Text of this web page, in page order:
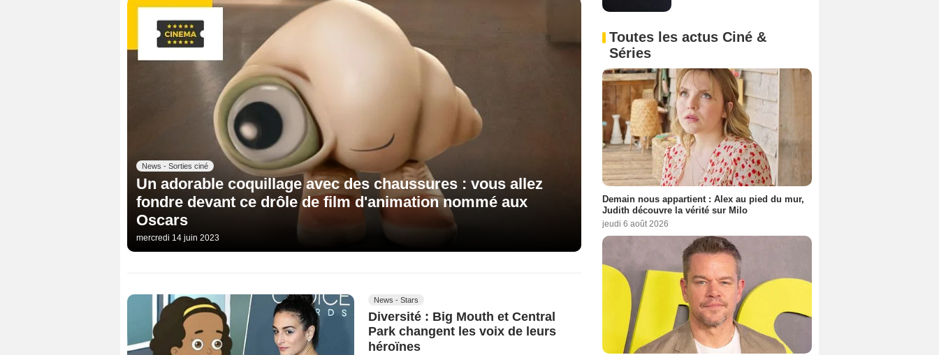
News - Sorties ciné
Un adorable coquillage avec des chaussures : vous allez
fondre devant ce drôle de film d'animation nommé aux
Oscars
mercredi 14 juin 2023
News - Stars
Diversité : Big Mouth et Central
Park changent les voix de leurs
héroïnes
Toutes les actus Ciné &
Séries
Demain nous appartient : Alex au pied du mur,
Judith découvre la vérité sur Milo
jeudi 6 août 2026